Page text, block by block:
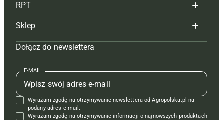
Reklama
Tagi
Mapa serwisu
Kontakt
Regulamin
Polityka prywatności
Hoduj z głową bydło
Hoduj z głową świnie
Prenumerata
Redakcja
Kontakt
Reklama
RPT
Redakcja
Prenumerata
Reklama
Kontakt
Krzyżówki
Sklep
Czasopisma i prenumerata
Książki
Regulamin
Dołącz do newslettera
E-MAIL
Wyrażam zgodę na otrzymywanie newslettera od Agropolska.pl na
podany adres e-mail.
Wyrażam zgodę na otrzymywanie informacji o najnowszych produktach